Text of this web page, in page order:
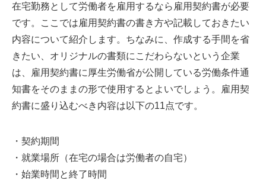
在宅勤務として労働者を雇用するなら雇用契約書が必要
です。ここでは雇用契約書の書き方や記載しておきたい
内容について紹介します。ちなみに、作成する手間を省
きたい、オリジナルの書類にこだわらないという企業
は、雇用契約書に厚生労働省が公開している労働条件通
知書をそのままの形で使用するとよいでしょう。雇用契
約書に盛り込むべき内容は以下の11点です。
・契約期間
・就業場所（在宅の場合は労働者の自宅）
・始業時間と終了時間